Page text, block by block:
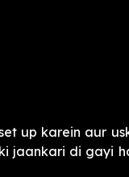
up karein aur
jaankari di gayi